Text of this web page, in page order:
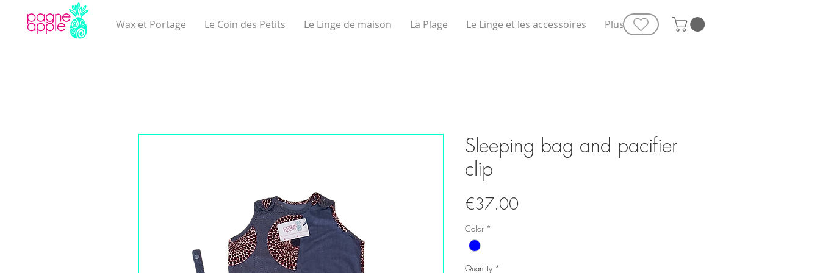
Wax et Portage Le Coin des Petits Le Linge de maison La Plage Le Linge et les accessoires Plus
Sleeping bag and pacifier
clip
€37.00Price
Color *
Quantity *